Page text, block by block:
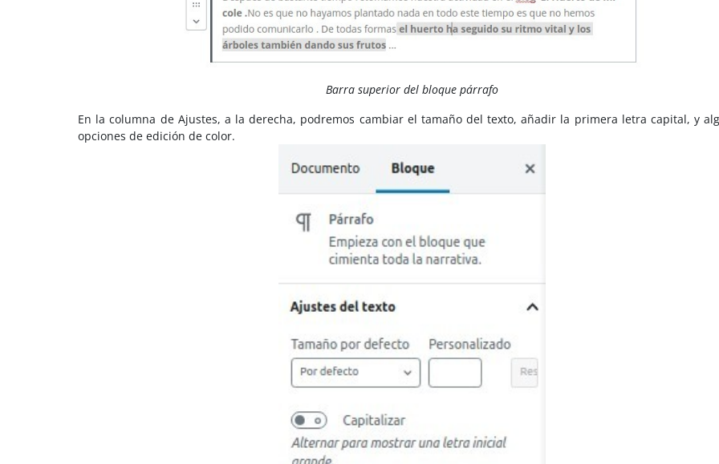
Barra superior del bloque párrafo
En la columna de Ajustes, a la derecha, podremos cambiar el tamaño del texto, añadir la primera letra capital, y
opciones de edición de color.